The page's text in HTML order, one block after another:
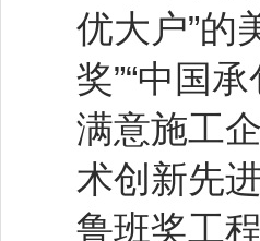
优大户”的
奖”“中国
满意施工
术创新先
鲁班奖工